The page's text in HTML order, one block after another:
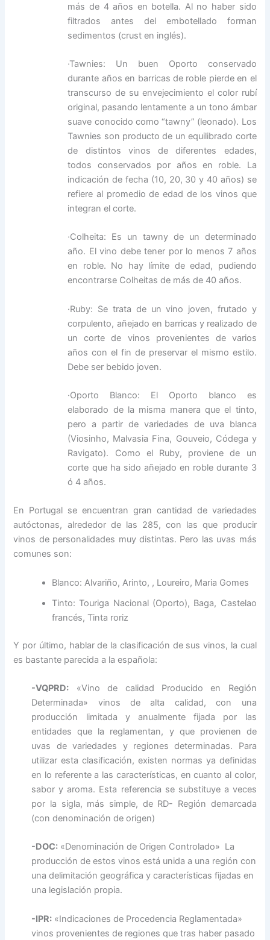
más de 4 años en botella. Al no haber sido
filtrados antes del embotellado forman
sedimentos (crust en inglés).
·Tawnies: Un buen Oporto conservado
durante años en barricas de roble pierde en el
transcurso de su envejecimiento el color rubí
original, pasando lentamente a un tono ámbar
suave conocido como “tawny” (leonado). Los
Tawnies son producto de un equilibrado corte
de distintos vinos de diferentes edades,
todos conservados por años en roble. La
indicación de fecha (10, 20, 30 y 40 años) se
refiere al promedio de edad de los vinos que
integran el corte.
·Colheita: Es un tawny de un determinado
año. El vino debe tener por lo menos 7 años
en roble. No hay límite de edad, pudiendo
encontrarse Colheitas de más de 40 años.
·Ruby: Se trata de un vino joven, frutado y
corpulento, añejado en barricas y realizado de
un corte de vinos provenientes de varios
años con el fin de preservar el mismo estilo.
Debe ser bebido joven.
·Oporto Blanco: El Oporto blanco es
elaborado de la misma manera que el tinto,
pero a partir de variedades de uva blanca
(Viosinho, Malvasia Fina, Gouveio, Códega y
Ravigato). Como el Ruby, proviene de un
corte que ha sido añejado en roble durante 3
ó 4 años.
En Portugal se encuentran gran cantidad de variedades
autóctonas, alrededor de las 285, con las que producir
vinos de personalidades muy distintas. Pero las uvas más
comunes son:
Blanco: Alvariño, Arinto, , Loureiro, Maria Gomes
Tinto: Touriga Nacional (Oporto), Baga, Castelao
francés, Tinta roriz
Y por último, hablar de la clasificación de sus vinos, la cual
es bastante parecida a la española:
-VQPRD: «Vino de calidad Producido en Región
Determinada» vinos de alta calidad, con una
producción limitada y anualmente fijada por las
entidades que la reglamentan, y que provienen de
uvas de variedades y regiones determinadas. Para
utilizar esta clasificación, existen normas ya definidas
en lo referente a las características, en cuanto al color,
sabor y aroma. Esta referencia se substituye a veces
por la sigla, más simple, de RD- Región demarcada
(con denominación de origen)
-DOC: «Denominación de Origen Controlado» La
producción de estos vinos está unida a una región con
una delimitación geográfica y características fijadas en
una legislación propia.
-IPR: «Indicaciones de Procedencia Reglamentada»
vinos provenientes de regiones que tras haber pasado